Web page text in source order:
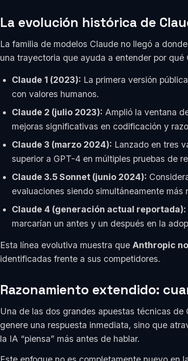
La evolución histórica de
La familia de modelos Claude no llegó a
una trayectoria que ayuda a entender por
Claude 1 (2023): La primera versión
con valores humanos.
Claude 2 (julio 2023): Amplió la ventana
mejoras significativas en codificación y
Claude 3 (marzo 2024): Lanzado en tres
superior a GPT-4 en múltiples pruebas de
Claude 3.5 Sonnet (junio 2024):
evaluaciones siendo simultáneamente
Claude 4 (generación actual reportada):
marcarían un antes y un después en la
Esta línea evolutiva muestra que Anthropic
identificadas frente a sus competidores.
Razonamiento extendido:
Una de las dos grandes apuestas técnicas de
genere una respuesta inmediata, sino que
la IA “piensa” más antes de hablar.